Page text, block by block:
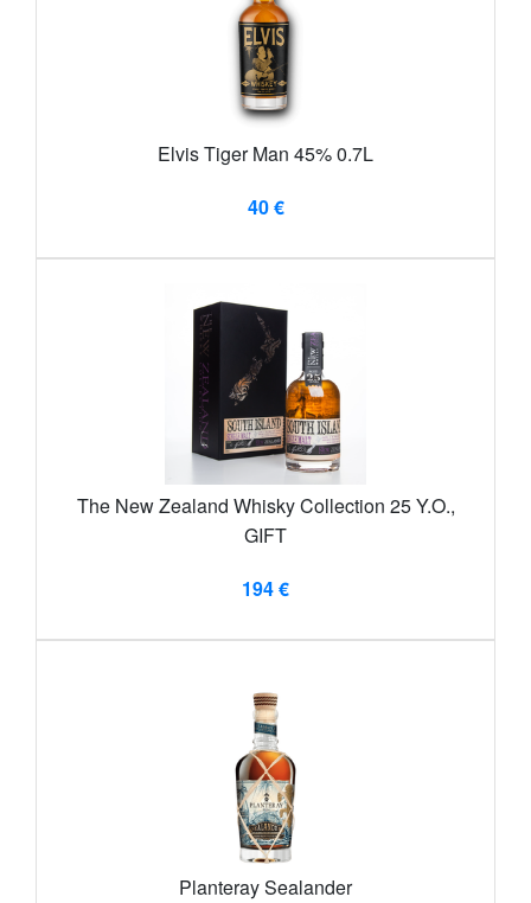
Elvis Tiger Man 45% 0.7L
40 €
The New Zealand Whisky Collection 25 Y.O.,
GIFT
194 €
Planteray Sealander